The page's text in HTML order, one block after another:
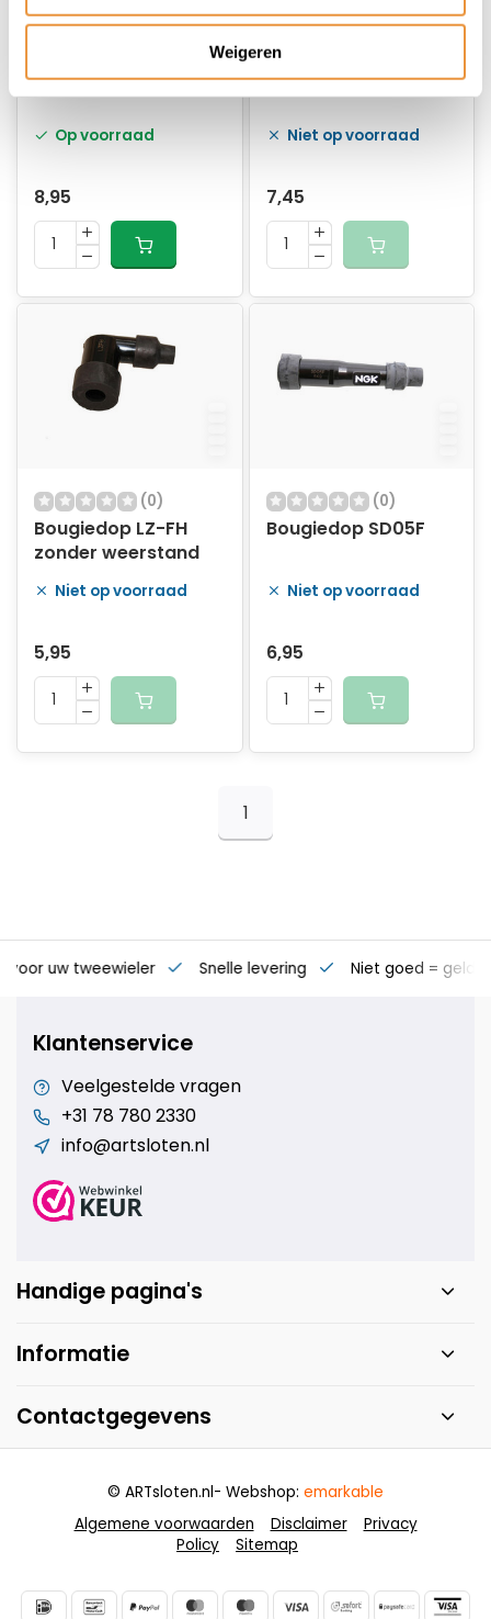
Weigeren
Bougiedop LB05E
Op voorraad
8,95
Bougiedop LB05F
Niet op voorraad
7,45
(0)
Bougiedop LZ-FH
zonder weerstand
Niet op voorraad
5,95
(0)
Bougiedop SD05F
Niet op voorraad
6,95
1
voor uw tweewieler Snelle levering Niet goed = geld
Klantenservice
Veelgestelde vragen
+31 78 780 2330
info@artsloten.nl
Handige pagina's
Informatie
Contactgegevens
Algemene voorwaarden Disclaimer
Privacy
Policy
Sitemap
© ARTsloten.nl- Webshop: emarkable